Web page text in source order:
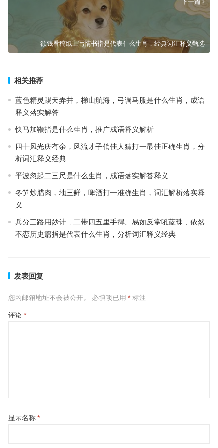
下一篇
欲钱看稿纸上写情书指是代表什么生肖，经典词汇释义甄选
相关推荐
蓝色精灵踢天弄井，梯山航海，弓调马服是什么生肖，成语
释义落实解答
快马加鞭指是什么生肖，推广成语释义解析
四十风光庆有余，风流才子俏佳人猜打一最佳正确生肖，分
析词汇释义经典
平波忽起二三尺是什么生肖，成语落实解答释义
冬笋炒腊肉，地三鲜，啤酒打一准确生肖，词汇解析落实释
义
兵分三路用妙计，二带四五里手得。易如反掌吼蓝珠，依然
不恋历史篇指是代表什么生肖，分析词汇释义经典
发表回复
您的邮箱地址不会被公开。 必填项已用 *标注
评论 *
显示名称 *